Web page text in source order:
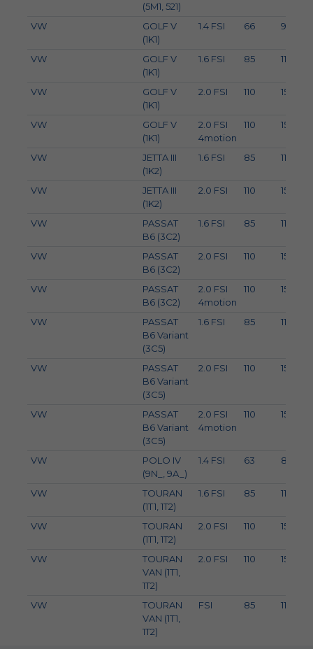
(5M1, 521)
VW
GOLF V
(1K1)
1.4 FSI 66 90
VW
GOLF V
(1K1)
1.6 FSI 85 116
VW
GOLF V
(1K1)
2.0 FSI 110 150
VW
GOLF V
(1K1)
2.0 FSI
4motion
110 150
VW
JETTA III
(1K2)
1.6 FSI 85 116
VW
JETTA III
(1K2)
2.0 FSI 110 150
VW
PASSAT
B6 (3C2)
1.6 FSI 85 116
VW
PASSAT
B6 (3C2)
2.0 FSI 110 150
VW
PASSAT
B6 (3C2)
2.0 FSI
4motion
110 150
VW
PASSAT
B6 Variant
(3C5)
1.6 FSI 85 116
VW
PASSAT
B6 Variant
(3C5)
2.0 FSI 110 150
VW
PASSAT
B6 Variant
(3C5)
2.0 FSI
4motion
110 150
VW
POLO IV
(9N_, 9A_)
1.4 FSI 63 86
VW
TOURAN
(1T1, 1T2)
1.6 FSI 85 116
VW
TOURAN
(1T1, 1T2)
2.0 FSI 110 150
VW
TOURAN
VAN (1T1,
1T2)
2.0 FSI 110 150
VW
TOURAN
VAN (1T1,
1T2)
FSI 85 116